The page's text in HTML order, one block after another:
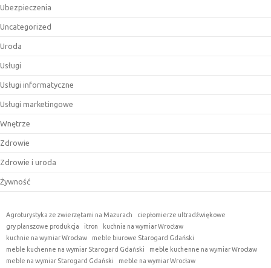
Ubezpieczenia
Uncategorized
Uroda
Usługi
Usługi informatyczne
Usługi marketingowe
Wnętrze
Zdrowie
Zdrowie i uroda
Żywność
Agroturystyka ze zwierzętami na Mazurach
ciepłomierze ultradźwiękowe
gry planszowe produkcja
itron
kuchnia na wymiar Wrocław
kuchnie na wymiar Wrocław
meble biurowe Starogard Gdański
meble kuchenne na wymiar Starogard Gdański
meble kuchenne na wymiar Wrocław
meble na wymiar Starogard Gdański
meble na wymiar Wrocław